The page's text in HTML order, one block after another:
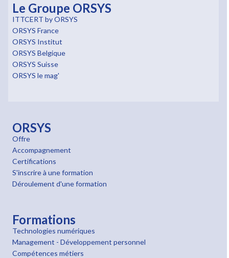
Le Groupe ORSYS
ITTCERT by ORSYS
ORSYS France
ORSYS Institut
ORSYS Belgique
ORSYS Suisse
ORSYS le mag'
ORSYS
Offre
Accompagnement
Certifications
S'inscrire à une formation
Déroulement d'une formation
Formations
Technologies numériques
Management - Développement personnel
Compétences métiers